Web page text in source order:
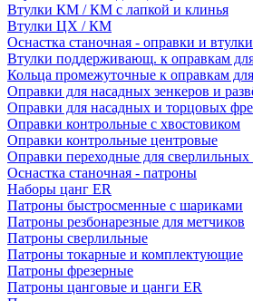
Втулки КМ / КМ с лапкой и клинья
Втулки ЦХ / КМ
Оснастка станочная - оправки и втулки
Втулки поддерживающ. к оправкам
Кольца промежуточные к оправкам
Оправки для насадных зенкеров и
Оправки для насадных и торцовых
Оправки контрольные с хвостовиком
Оправки контрольные центровые
Оправки переходные для сверлильных
Оснастка станочная - патроны
Наборы цанг ER
Патроны быстросменные с шариками
Патроны резбонарезные для метчиков
Патроны сверлильные
Патроны токарные и комплектующие
Патроны фрезерные
Патроны цанговые и цанги ER